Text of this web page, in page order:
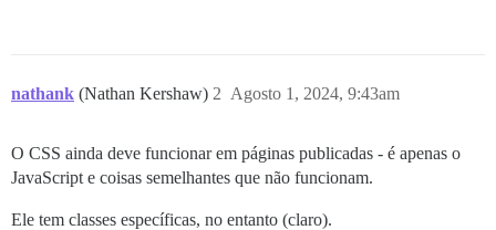
nathank (Nathan Kershaw) Agosto 1, 2024, 9:43am
2
O CSS ainda deve funcionar em páginas publicadas - é apenas o
JavaScript e coisas semelhantes que não funcionam.
Ele tem classes específicas, no entanto (claro).